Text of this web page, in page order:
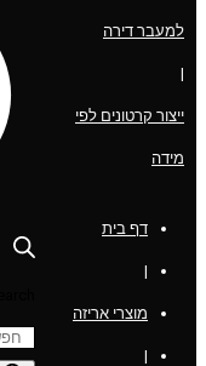
למעבר דירה
ייצור קרטונים לפי
מידה
דף בית
מוצרי אריזה